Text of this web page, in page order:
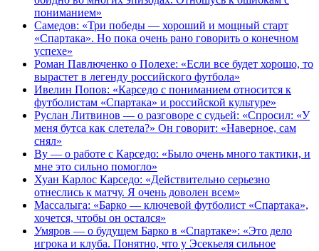
пониманием»
Самедов: «Три победы — хороший и мощный старт
«Спартака». Но пока очень рано говорить о конечном
успехе»
Роман Павлюченко о Полехе: «Если все будет хорошо, то
вырастет в легенду российского футбола»
Ивелин Попов: «Карседо с пониманием относится к
футболистам «Спартака» и российской культуре»
Руслан Литвинов — о разговоре с судьей: «Спросил: «У
меня бутса как слетела?» Он говорит: «Наверное, сам
снял»
Ву — о работе с Карседо: «Было очень много тактики, и
мне это сильно помогло»
Хуан Карлос Карседо: «Действительно серьезно
отнеслись к матчу. Я очень доволен всем»
Массалыга: «Барко — ключевой футболист «Спартака»,
хочется, чтобы он остался»
Умяров — о будущем Барко в «Спартаке»: «Это дело
игрока и клуба. Понятно, что у Эсекьеля сильное